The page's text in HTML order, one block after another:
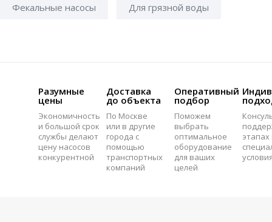
Фекальные насосы Для грязной воды
Разумные
цены
Экономичность
и большой срок
службы делают
цену насосов
конкурентной
Доставка
до объекта
По Москве
или в другие
города с
помощью
транспортных
компаний
Оперативный
подбор
Поможем
выбрать
оптимальное
оборудование
для ваших
целей
этапах